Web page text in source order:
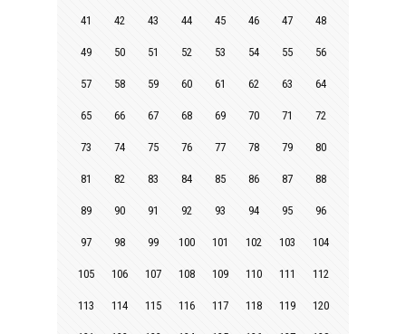
41 42 43 44 45 46 47 48
49 50 51 52 53 54 55 56
57 58 59 60 61 62 63 64
65 66 67 68 69 70 71 72
73 74 75 76 77 78 79 80
81 82 83 84 85 86 87 88
89 90 91 92 93 94 95 96
97 98 99 100 101 102 103 104
105 106 107 108 109 110 111 112
113 114 115 116 117 118 119 120